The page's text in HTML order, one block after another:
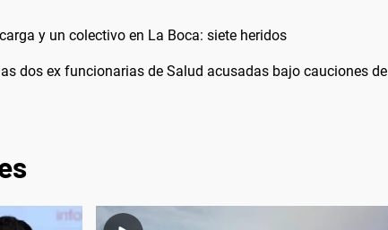
y un colectivo en La Boca: siete heridos
dos ex funcionarias de Salud acusadas bajo cauciones de